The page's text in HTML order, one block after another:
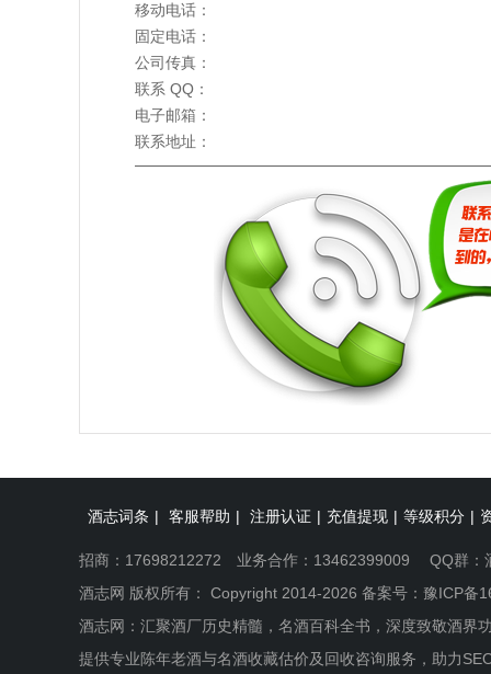
移动电话：
固定电话：
公司传真：
联系 QQ：
电子邮箱：
联系地址：
酒志词条 | 客服帮助 | 注册认证 | 充值提现 | 等级积分 |
招商：17698212272 业务合作：13462399009 QQ群：
酒志网 版权所有： Copyright 2014-2026 备案号： 豫ICP备
酒志网：汇聚酒厂历史精髓，名酒百科全书，深度致敬酒界
提供专业陈年老酒与名酒收藏估价及回收咨询服务，助力